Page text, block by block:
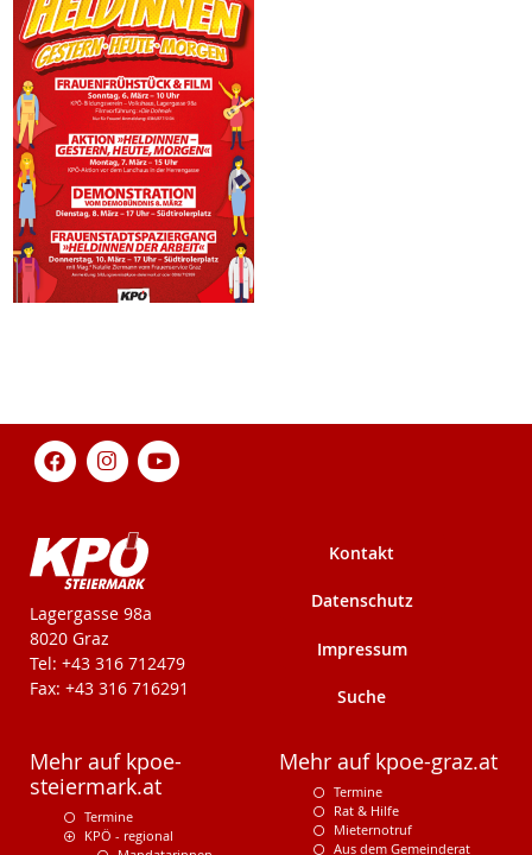
KPÖ-Steiermark
Lagergasse 98a
8020 Graz
Tel: +43 316 712479
Fax: +43 316 716291
Kontakt
Datenschutz
Impressum
Suche
Mehr auf kpoe-
steiermark.at
Termine
KPÖ - regional
Mehr auf kpoe-graz.at
Termine
Rat & Hilfe
Mieternotruf
Aus dem Gemeinderat